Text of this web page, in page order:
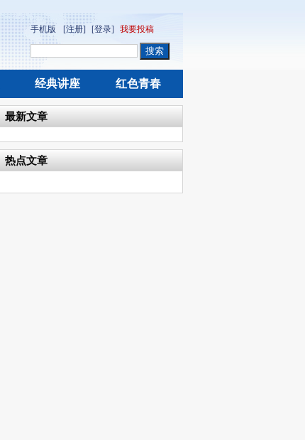
手机版 [注册] [登录] 我要投稿
经典讲座 红色青春
最新文章
热点文章